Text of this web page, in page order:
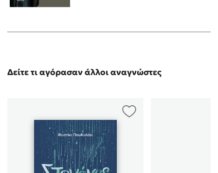
Δείτε τι αγόρασαν άλλοι αναγνώστες